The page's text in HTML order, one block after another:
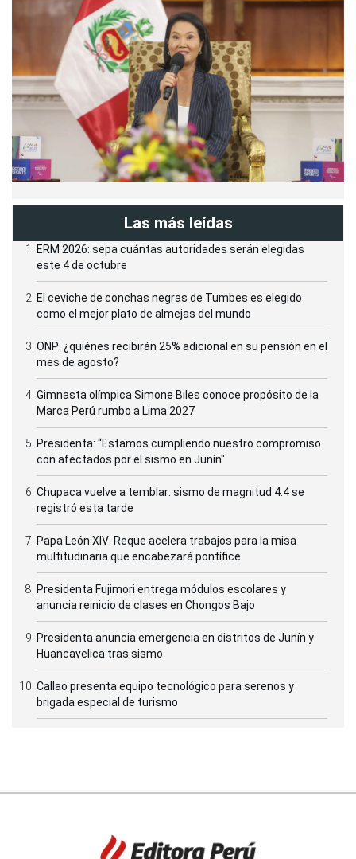
Las más leídas
ERM 2026: sepa cuántas autoridades serán elegidas
este 4 de octubre
El ceviche de conchas negras de Tumbes es elegido
como el mejor plato de almejas del mundo
ONP: ¿quiénes recibirán 25% adicional en su pensión en el
mes de agosto?
Gimnasta olímpica Simone Biles conoce propósito de la
Marca Perú rumbo a Lima 2027
Presidenta: “Estamos cumpliendo nuestro compromiso
con afectados por el sismo en Junín"
Chupaca vuelve a temblar: sismo de magnitud 4.4 se
registró esta tarde
Papa León XIV: Reque acelera trabajos para la misa
multitudinaria que encabezará pontífice
Presidenta Fujimori entrega módulos escolares y
anuncia reinicio de clases en Chongos Bajo
Presidenta anuncia emergencia en distritos de Junín y
Huancavelica tras sismo
Callao presenta equipo tecnológico para serenos y
brigada especial de turismo